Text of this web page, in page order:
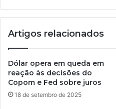
Artigos relacionados
Dólar opera em queda em
reação às decisões do
Copom e Fed sobre juros
18 de setembro de 2025